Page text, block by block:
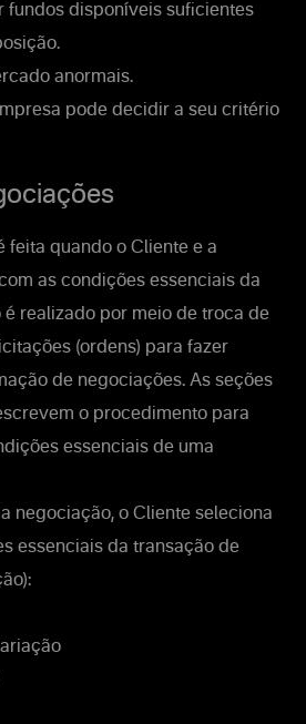
fundos disponíveis suficientes
anormais.
pode decidir a seu critério
feita quando o Cliente e a
as condições essenciais da
é realizado por meio de troca de
(ordens) para fazer
de negociações. As seções
o procedimento para
essenciais de uma
negociação, o Cliente seleciona
essenciais da transação de